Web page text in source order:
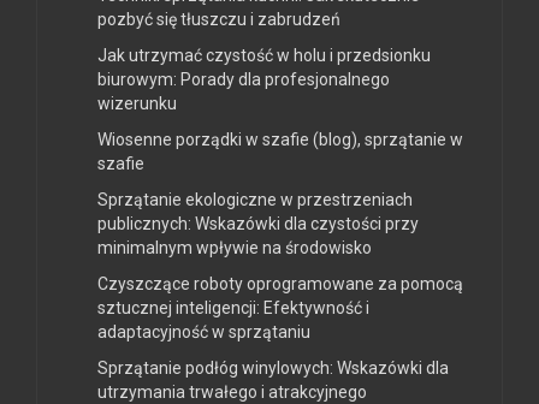
pozbyć się tłuszczu i zabrudzeń
Jak utrzymać czystość w holu i przedsionku
biurowym: Porady dla profesjonalnego
wizerunku
Wiosenne porządki w szafie (blog), sprzątanie w
szafie
Sprzątanie ekologiczne w przestrzeniach
publicznych: Wskazówki dla czystości przy
minimalnym wpływie na środowisko
Czyszczące roboty oprogramowane za pomocą
sztucznej inteligencji: Efektywność i
adaptacyjność w sprzątaniu
Sprzątanie podłóg winylowych: Wskazówki dla
utrzymania trwałego i atrakcyjnego